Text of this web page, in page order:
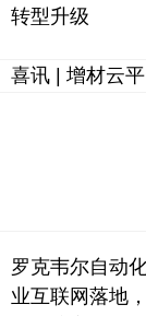
转型升级
罗克韦尔自动
业互联网落地